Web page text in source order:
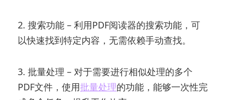
2. 搜索功能 – 利用PDF阅读器的搜索功能，可
以快速找到特定内容，无需依赖手动查找。
3. 批量处理 – 对于需要进行相似处理的多个
PDF文件，使用批量处理的功能，能够一次性完